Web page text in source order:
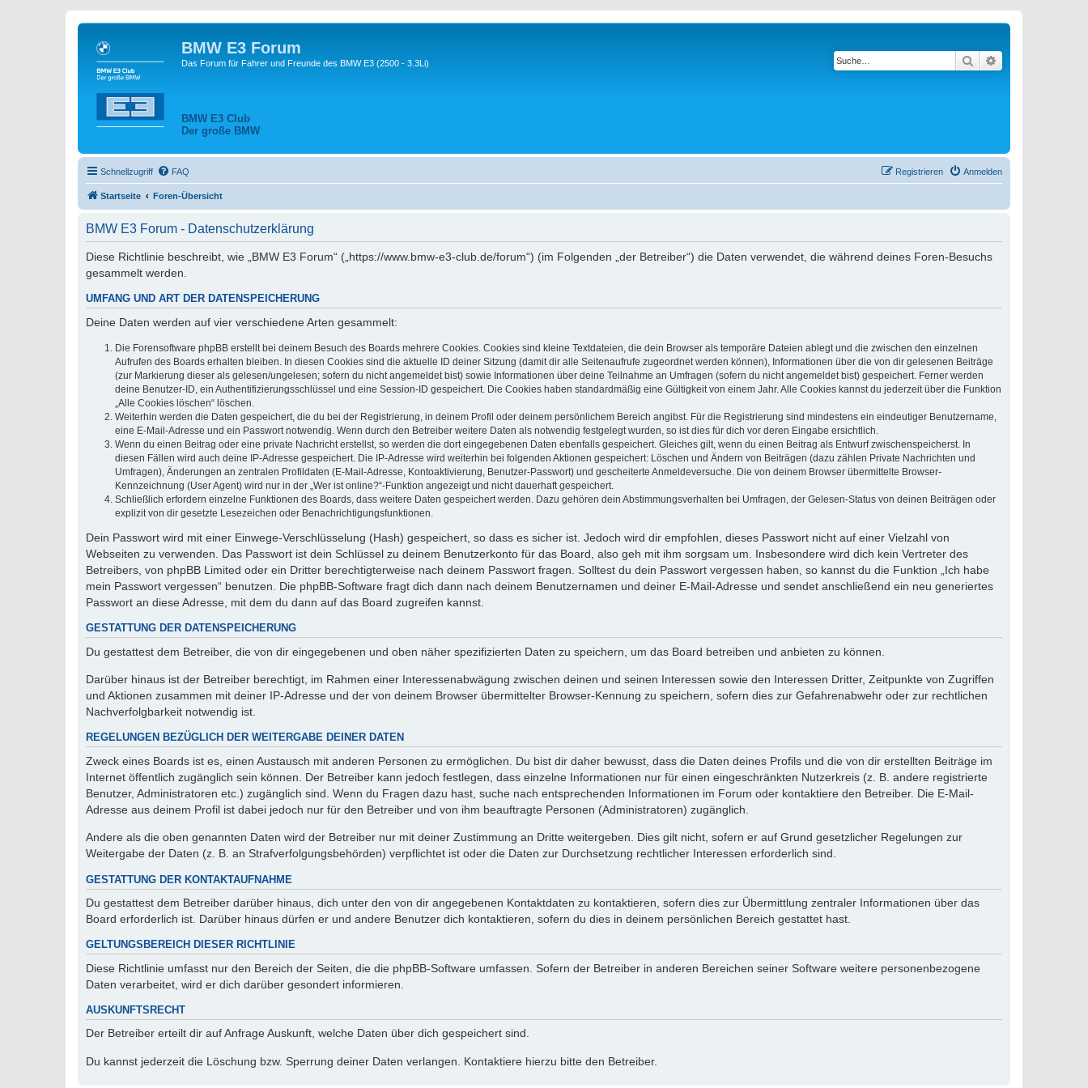
BMW E3 Forum
Das Forum für Fahrer und Freunde des BMW E3 (2500 - 3.3Li)
BMW E3 Club
Der große BMW
Suche
Schnellzugriff FAQ Anmelden
Registrieren
Startseite Foren-Übersicht
BMW E3 Forum - Datenschutzerklärung
Diese Richtlinie beschreibt, wie „BMW E3 Forum“ („https://www.bmw-e3-club.de/forum“) (im Folgenden „der Betreiber“) die Daten verwendet, die während deines Foren-Besuchs
gesammelt werden.
UMFANG UND ART DER DATENSPEICHERUNG
Deine Daten werden auf vier verschiedene Arten gesammelt:
Die Forensoftware phpBB erstellt bei deinem Besuch des Boards mehrere Cookies. Cookies sind kleine Textdateien, die dein Browser als temporäre Dateien ablegt und die zwischen den einzelnen
Aufrufen des Boards erhalten bleiben. In diesen Cookies sind die aktuelle ID deiner Sitzung (damit dir alle Seitenaufrufe zugeordnet werden können), Informationen über die von dir gelesenen Beiträge
(zur Markierung dieser als gelesen/ungelesen; sofern du nicht angemeldet bist) sowie Informationen über deine Teilnahme an Umfragen (sofern du nicht angemeldet bist) gespeichert. Ferner werden
deine Benutzer-ID, ein Authentifizierungsschlüssel und eine Session-ID gespeichert. Die Cookies haben standardmäßig eine Gültigkeit von einem Jahr. Alle Cookies kannst du jederzeit über die Funktion
„Alle Cookies löschen“ löschen.
Weiterhin werden die Daten gespeichert, die du bei der Registrierung, in deinem Profil oder deinem persönlichem Bereich angibst. Für die Registrierung sind mindestens ein eindeutiger Benutzername,
eine E-Mail-Adresse und ein Passwort notwendig. Wenn durch den Betreiber weitere Daten als notwendig festgelegt wurden, so ist dies für dich vor deren Eingabe ersichtlich.
Wenn du einen Beitrag oder eine private Nachricht erstellst, so werden die dort eingegebenen Daten ebenfalls gespeichert. Gleiches gilt, wenn du einen Beitrag als Entwurf zwischenspeicherst. In
diesen Fällen wird auch deine IP-Adresse gespeichert. Die IP-Adresse wird weiterhin bei folgenden Aktionen gespeichert: Löschen und Ändern von Beiträgen (dazu zählen Private Nachrichten und
Umfragen), Änderungen an zentralen Profildaten (E-Mail-Adresse, Kontoaktivierung, Benutzer-Passwort) und gescheiterte Anmeldeversuche. Die von deinem Browser übermittelte Browser-
Kennzeichnung (User Agent) wird nur in der „Wer ist online?“-Funktion angezeigt und nicht dauerhaft gespeichert.
Schließlich erfordern einzelne Funktionen des Boards, dass weitere Daten gespeichert werden. Dazu gehören dein Abstimmungsverhalten bei Umfragen, der Gelesen-Status von deinen Beiträgen oder
explizit von dir gesetzte Lesezeichen oder Benachrichtigungsfunktionen.
Dein Passwort wird mit einer Einwege-Verschlüsselung (Hash) gespeichert, so dass es sicher ist. Jedoch wird dir empfohlen, dieses Passwort nicht auf einer Vielzahl von
Webseiten zu verwenden. Das Passwort ist dein Schlüssel zu deinem Benutzerkonto für das Board, also geh mit ihm sorgsam um. Insbesondere wird dich kein Vertreter des
Betreibers, von phpBB Limited oder ein Dritter berechtigterweise nach deinem Passwort fragen. Solltest du dein Passwort vergessen haben, so kannst du die Funktion „Ich habe
mein Passwort vergessen“ benutzen. Die phpBB-Software fragt dich dann nach deinem Benutzernamen und deiner E-Mail-Adresse und sendet anschließend ein neu generiertes
Passwort an diese Adresse, mit dem du dann auf das Board zugreifen kannst.
GESTATTUNG DER DATENSPEICHERUNG
Du gestattest dem Betreiber, die von dir eingegebenen und oben näher spezifizierten Daten zu speichern, um das Board betreiben und anbieten zu können.
Darüber hinaus ist der Betreiber berechtigt, im Rahmen einer Interessenabwägung zwischen deinen und seinen Interessen sowie den Interessen Dritter, Zeitpunkte von Zugriffen
und Aktionen zusammen mit deiner IP-Adresse und der von deinem Browser übermittelter Browser-Kennung zu speichern, sofern dies zur Gefahrenabwehr oder zur rechtlichen
Nachverfolgbarkeit notwendig ist.
REGELUNGEN BEZÜGLICH DER WEITERGABE DEINER DATEN
Zweck eines Boards ist es, einen Austausch mit anderen Personen zu ermöglichen. Du bist dir daher bewusst, dass die Daten deines Profils und die von dir erstellten Beiträge im
Internet öffentlich zugänglich sein können. Der Betreiber kann jedoch festlegen, dass einzelne Informationen nur für einen eingeschränkten Nutzerkreis (z. B. andere registrierte
Benutzer, Administratoren etc.) zugänglich sind. Wenn du Fragen dazu hast, suche nach entsprechenden Informationen im Forum oder kontaktiere den Betreiber. Die E-Mail-
Adresse aus deinem Profil ist dabei jedoch nur für den Betreiber und von ihm beauftragte Personen (Administratoren) zugänglich.
Andere als die oben genannten Daten wird der Betreiber nur mit deiner Zustimmung an Dritte weitergeben. Dies gilt nicht, sofern er auf Grund gesetzlicher Regelungen zur
Weitergabe der Daten (z. B. an Strafverfolgungsbehörden) verpflichtet ist oder die Daten zur Durchsetzung rechtlicher Interessen erforderlich sind.
GESTATTUNG DER KONTAKTAUFNAHME
Du gestattest dem Betreiber darüber hinaus, dich unter den von dir angegebenen Kontaktdaten zu kontaktieren, sofern dies zur Übermittlung zentraler Informationen über das
Board erforderlich ist. Darüber hinaus dürfen er und andere Benutzer dich kontaktieren, sofern du dies in deinem persönlichen Bereich gestattet hast.
GELTUNGSBEREICH DIESER RICHTLINIE
Diese Richtlinie umfasst nur den Bereich der Seiten, die die phpBB-Software umfassen. Sofern der Betreiber in anderen Bereichen seiner Software weitere personenbezogene
Daten verarbeitet, wird er dich darüber gesondert informieren.
AUSKUNFTSRECHT
Der Betreiber erteilt dir auf Anfrage Auskunft, welche Daten über dich gespeichert sind.
Du kannst jederzeit die Löschung bzw. Sperrung deiner Daten verlangen. Kontaktiere hierzu bitte den Betreiber.